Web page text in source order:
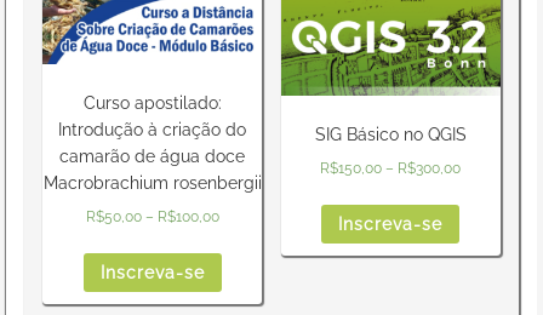
Curso apostilado:
Introdução à criação do
camarão de água doce
Macrobrachium rosenbergii
R$50,00– R$100,00
Inscreva-se
SIG Básico no QGIS
R$150,00 – R$300,00
Inscreva-se